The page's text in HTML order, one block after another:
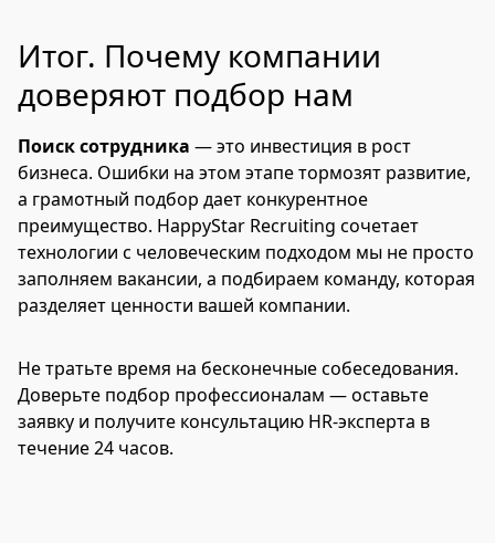
Итог. Почему компании
доверяют подбор нам
Поиск сотрудника — это инвестиция в рост
бизнеса. Ошибки на этом этапе тормозят развитие,
а грамотный подбор дает конкурентное
преимущество. HappyStar Recruiting сочетает
технологии с человеческим подходом мы не просто
заполняем вакансии, а подбираем команду, которая
разделяет ценности вашей компании.
Не тратьте время на бесконечные собеседования.
Доверьте подбор профессионалам — оставьте
заявку и получите консультацию HR-эксперта в
течение 24 часов.